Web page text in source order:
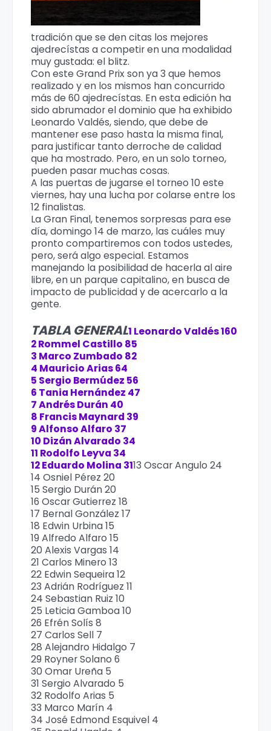
tradición que se den citas los mejores
ajedrecístas a competir en una modalidad
muy gustada: el blitz.
Con este Grand Prix son ya 3 que hemos
realizado y en los mismos han concurrido
más de 60 ajedrecístas. En esta edición ha
sido abrumador el dominio que ha exhibido
Leonardo Valdés, siendo, que debe de
mantener ese paso hasta la misma final,
para justificar tanto derroche de calidad
que ha mostrado. Pero, en un solo torneo,
pueden pasar muchas cosas.
A las puertas de jugarse el torneo 10 este
viernes, hay una lucha por colarse entre los
12 finalistas.
La Gran Final, tenemos sorpresas para ese
día, domingo 14 de marzo, las cuáles muy
pronto compartiremos con todos ustedes,
pero, será algo especial. Estamos
manejando la posibilidad de hacerla al aire
libre, en un parque capitalino, en busca de
impacto de publicidad y de acercarlo a la
gente.
TABLA GENERAL1 Leonardo Valdés 160
2 Rommel Castillo 85
3 Marco Zumbado 82
4 Mauricio Arias 64
5 Sergio Bermúdez 56
6 Tania Hernández 47
7 Andrés Durán 40
8 Francis Maynard 39
9 Alfonso Alfaro 37
10 Dizán Alvarado 34
11 Rodolfo Leyva 34
12 Eduardo Molina 3113 Oscar Angulo 24
14 Osniel Pérez 20
15 Sergio Durán 20
16 Oscar Gutierrez 18
17 Bernal González 17
18 Edwin Urbina 15
19 Alfredo Alfaro 15
20 Alexis Vargas 14
21 Carlos Minero 13
22 Edwin Sequeira 12
23 Adrián Rodríguez 11
24 Sebastian Ruiz 10
25 Leticia Gamboa 10
26 Efrén Solís 8
27 Carlos Sell 7
28 Alejandro Hidalgo 7
29 Royner Solano 6
30 Omar Ureña 5
31 Sergio Alvarado 5
32 Rodolfo Arias 5
33 Marco Marín 4
34 José Edmond Esquivel 4